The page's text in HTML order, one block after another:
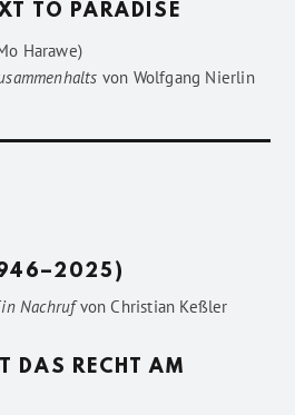
TO PARADISE
Harawe)
von Wolfgang Nierlin
NachrufvonChristian Keßler
DAS RECHT AM